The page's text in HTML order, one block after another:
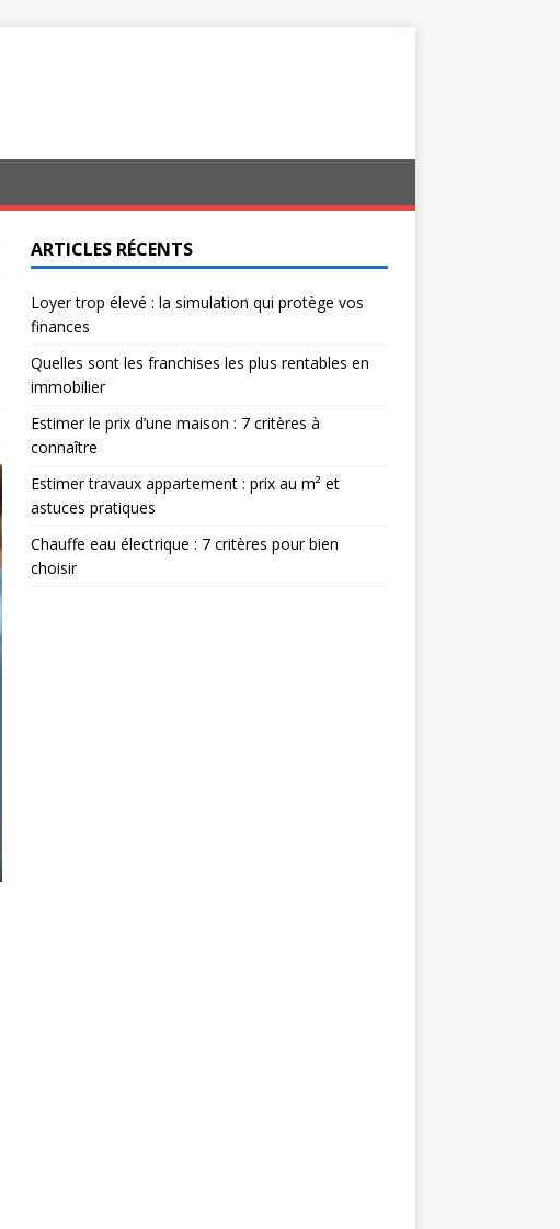
ARTICLES RÉCENTS
Loyer trop élevé : la simulation qui protège vos
finances
Quelles sont les franchises les plus rentables en
immobilier
Estimer le prix d’une maison : 7 critères à
connaître
Estimer travaux appartement : prix au m² et
astuces pratiques
Chauffe eau électrique : 7 critères pour bien
choisir